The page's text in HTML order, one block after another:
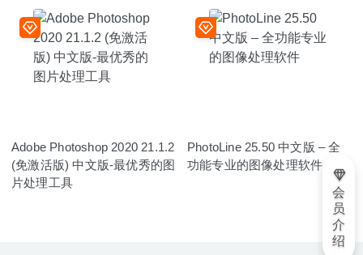
Adobe Photoshop 2020 21.1.2
(免激活版) 中文版-最优秀的图
片处理工具
PhotoLine 25.50 中文版 – 全
功能专业的图像处理软件
会
员
介
绍